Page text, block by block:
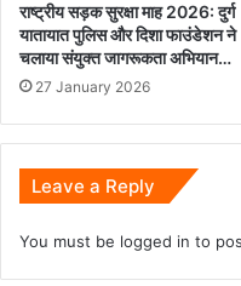
राष्ट्रीय सड़क सुरक्षा माह 2026: दुर्ग
यातायात पुलिस और दिशा फाउंडेशन ने
चलाया संयुक्त जागरूकता अभियान…
27 January 2026
Leave a Reply
You must be logged in to